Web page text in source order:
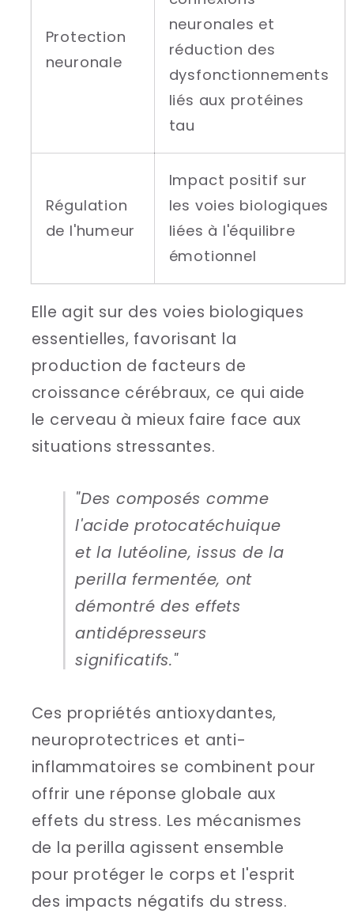
Protection
neuronale
neuronales et
réduction des
dysfonctionnements
liés aux protéines
tau
Régulation
de l'humeur
Impact positif sur
les voies biologiques
liées à l'équilibre
émotionnel
Elle agit sur des voies biologiques
essentielles, favorisant la
production de facteurs de
croissance cérébraux, ce qui aide
le cerveau à mieux faire face aux
situations stressantes.
"Des composés comme
l'acide protocatéchuique
et la lutéoline, issus de la
perilla fermentée, ont
démontré des effets
antidépresseurs
significatifs."
Ces propriétés antioxydantes,
neuroprotectrices et anti-
inflammatoires se combinent pour
offrir une réponse globale aux
effets du stress. Les mécanismes
de la perilla agissent ensemble
pour protéger le corps et l'esprit
des impacts négatifs du stress.